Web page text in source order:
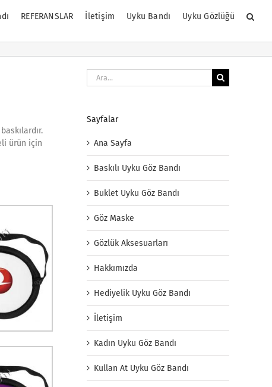
REFERANSLAR İletişim Uyku Bandı Uyku Gözlüğü
ürün için
Ara:
Sayfalar
Ana Sayfa
Baskılı Uyku Göz Bandı
Buklet Uyku Göz Bandı
Göz Maske
Gözlük Aksesuarları
Hakkımızda
Hediyelik Uyku Göz Bandı
İletişim
Kadın Uyku Göz Bandı
Kullan At Uyku Göz Bandı